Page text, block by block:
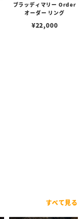
ブラッディマリー Order
オーダー リング
¥22,000
すべて見る